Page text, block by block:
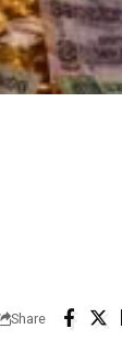
Share